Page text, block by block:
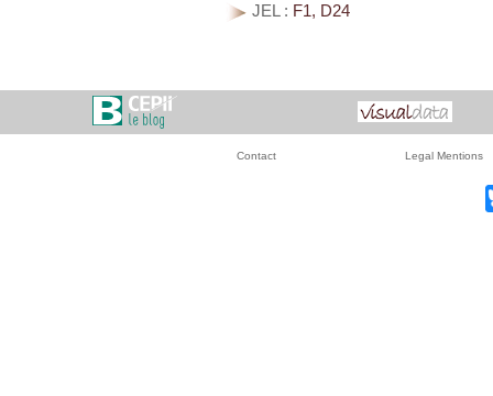
JEL : F1, D24
Contact Legal Mentions